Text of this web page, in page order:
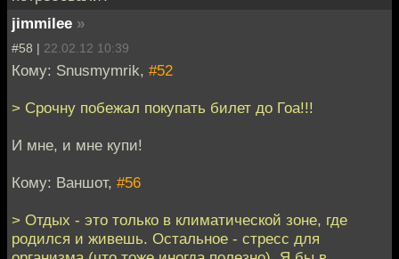
jimmilee »
#58 | 22.02.12 10:39
Кому: Snusmymrik, #52
> Срочну побежал покупать билет до Гоа!!!
И мне, и мне купи!
Кому: Ваншот, #56
> Отдых - это только в климатической зоне, где
родился и живешь. Остальное - стресс для